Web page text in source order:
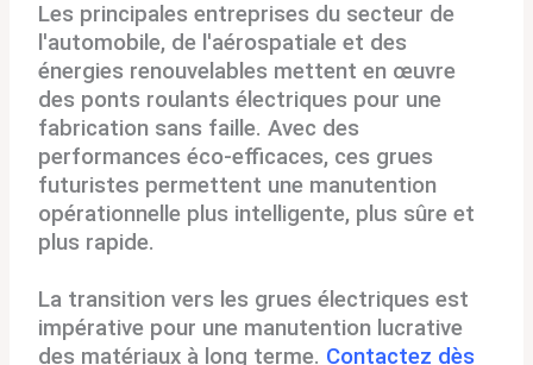
Les principales entreprises du secteur de
l'automobile, de l'aérospatiale et des
énergies renouvelables mettent en œuvre
des ponts roulants électriques pour une
fabrication sans faille. Avec des
performances éco-efficaces, ces grues
futuristes permettent une manutention
opérationnelle plus intelligente, plus sûre et
plus rapide.
La transition vers les grues électriques est
impérative pour une manutention lucrative
des matériaux à long terme. Contactez dès